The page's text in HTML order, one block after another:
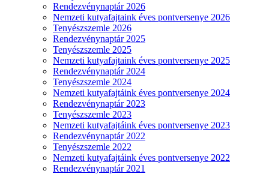
Rendezvénynaptár 2026
Nemzeti kutyafajtaink éves pontversenye 2026
Tenyészszemle 2026
Rendezvénynaptár 2025
Tenyészszemle 2025
Nemzeti kutyafajtaink éves pontversenye 2025
Rendezvénynaptár 2024
Tenyészszemle 2024
Nemzeti kutyafajtáink éves pontversenye 2024
Rendezvénynaptár 2023
Tenyészszemle 2023
Nemzeti kutyafajtáink éves pontversenye 2023
Rendezvénynaptár 2022
Tenyészszemle 2022
Nemzeti kutyafajtáink éves pontversenye 2022
Rendezvénynaptár 2021